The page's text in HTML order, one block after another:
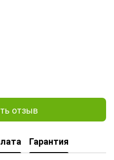
отзыв
Гарантия